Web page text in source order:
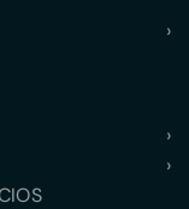
›
›
›